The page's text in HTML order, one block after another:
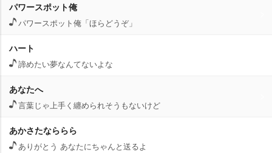
パワースポット俺
パワースポット俺「ほらどうぞ」
ハート
諦めたい夢なんてないよな
あなたへ
言葉じゃ上手く纏められそうもないけど
あかさたなららら
ありがとう あなたにちゃんと送るよ